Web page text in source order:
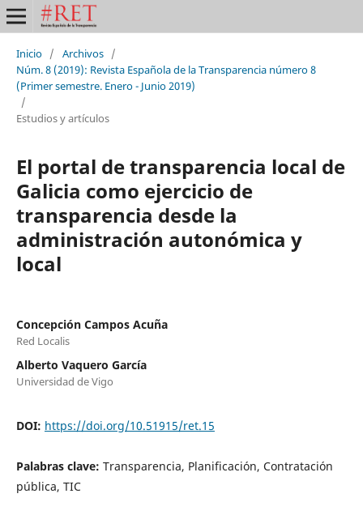
Inicio / Archivos /
Núm. 8 (2019): Revista Española de la Transparencia número 8
(Primer semestre. Enero - Junio 2019)
/
Estudios y artículos
El portal de transparencia local de
Galicia como ejercicio de
transparencia desde la
administración autonómica y
local
Concepción Campos Acuña
Red Localis
Alberto Vaquero García
Universidad de Vigo
DOI: https://doi.org/10.51915/ret.15
Palabras clave: Transparencia, Planificación, Contratación
pública, TIC